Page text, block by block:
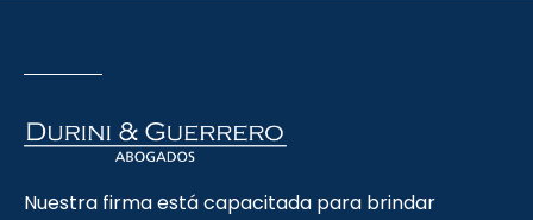
Nuestra firma está capacitada para brindar